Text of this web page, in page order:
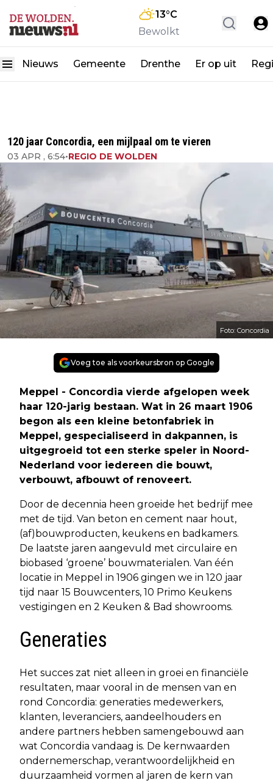
13°C
Bewolkt
Nieuws Gemeente Drenthe Er op uit
120 jaar Concordia, een mijlpaal om te vieren
03 APR , 6:54•REGIO DE WOLDEN
Foto: Concordia
Voeg toe als voorkeursbron op Google
Meppel - Concordia vierde afgelopen week
haar 120-jarig bestaan. Wat in 26 maart 1906
begon als een kleine betonfabriek in
Meppel, gespecialiseerd in dakpannen, is
uitgegroeid tot een sterke speler in Noord-
Nederland voor iedereen die bouwt,
verbouwt, afbouwt of renoveert.
Door de decennia heen groeide het bedrijf mee
met de tijd. Van beton en cement naar hout,
(af)bouwproducten, keukens en badkamers.
De laatste jaren aangevuld met circulaire en
biobased ‘groene’ bouwmaterialen. Van één
locatie in Meppel in 1906 gingen we in 120 jaar
tijd naar 15 Bouwcenters, 10 Primo Keukens
vestigingen en 2 Keuken & Bad showrooms.
Generaties
Het succes zat niet alleen in groei en financiële
resultaten, maar vooral in de mensen van en
rond Concordia: generaties medewerkers,
klanten, leveranciers, aandeelhouders en
andere partners hebben samengebouwd aan
wat Concordia vandaag is. De kernwaarden
ondernemerschap, verantwoordelijkheid en
duurzaamheid vormen al jaren de kern van